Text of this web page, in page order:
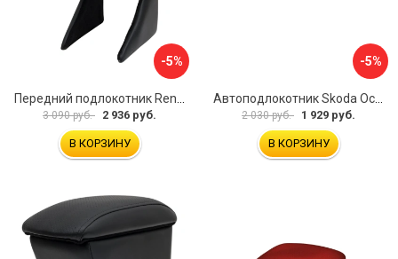
-5%
3 090 руб. 2 936 руб.
В КОРЗИНУ
-5%
2 030 руб. 1 929 руб.
В КОРЗИНУ